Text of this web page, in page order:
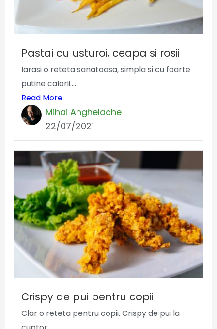
Pastai cu usturoi, ceapa si rosii
Iarasi o reteta sanatoasa, simpla si cu foarte
putine calorii....
Read More
Mihai Anghelache
22/07/2021
Crispy de pui pentru copii
Clar o reteta pentru copii. Crispy de pui la